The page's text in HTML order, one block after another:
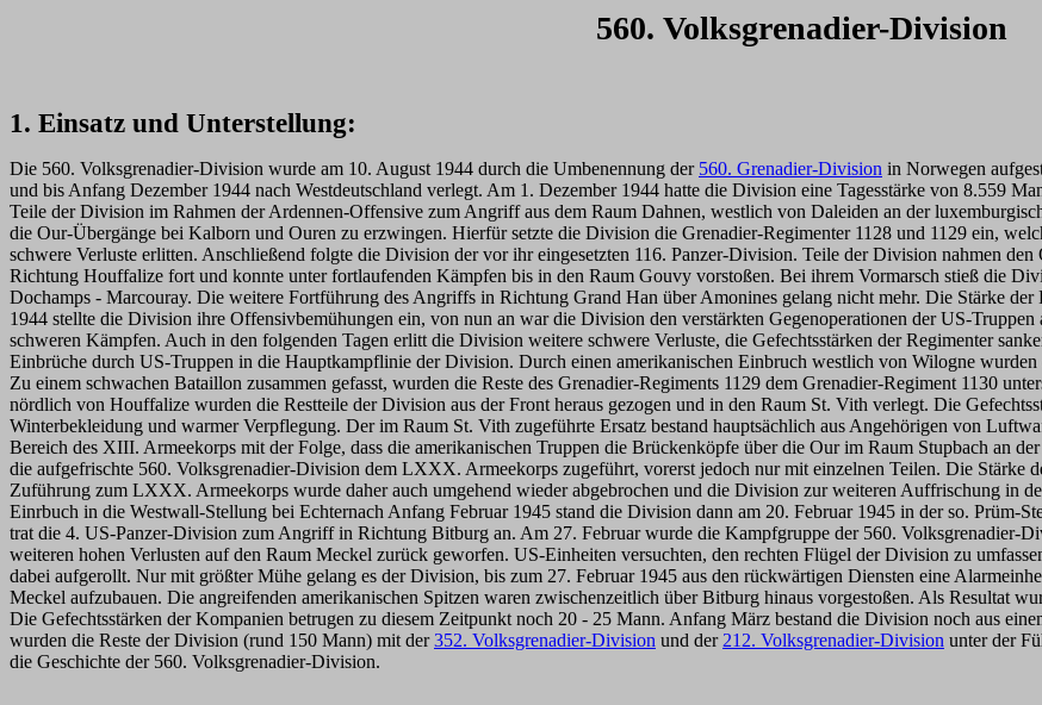
560. Volksgrenadier-Division
1. Einsatz und Unterstellung:
Die 560. Volksgrenadier-Division wurde am 10. August 1944 durch die Umbenennung der 560. Grenadier-Division in Norwegen
und bis Anfang Dezember 1944 nach Westdeutschland verlegt. Am 1. Dezember 1944 hatte die Division eine Tagesstärke von 8.559
Teile der Division im Rahmen der Ardennen-Offensive zum Angriff aus dem Raum Dahnen, westlich von Daleiden an der
die Our-Übergänge bei Kalborn und Ouren zu erzwingen. Hierfür setzte die Division die Grenadier-Regimenter 1128 und 1129 ein,
schwere Verluste erlitten. Anschließend folgte die Division der vor ihr eingesetzten 116. Panzer-Division. Teile der Division nahmen
Richtung Houffalize fort und konnte unter fortlaufenden Kämpfen bis in den Raum Gouvy vorstoßen. Bei ihrem Vormarsch stieß die
Dochamps - Marcouray. Die weitere Fortführung des Angriffs in Richtung Grand Han über Amonines gelang nicht mehr. Die Stärke
1944 stellte die Division ihre Offensivbemühungen ein, von nun an war die Division den verstärkten Gegenoperationen der US-Truppen
schweren Kämpfen. Auch in den folgenden Tagen erlitt die Division weitere schwere Verluste, die Gefechtsstärken der Regimenter
Einbrüche durch US-Truppen in die Hauptkampflinie der Division. Durch einen amerikanischen Einbruch westlich von Wilogne
Zu einem schwachen Bataillon zusammen gefasst, wurden die Reste des Grenadier-Regiments 1129 dem Grenadier-Regiment 1130
nördlich von Houffalize wurden die Restteile der Division aus der Front heraus gezogen und in den Raum St. Vith verlegt. Die
Winterbekleidung und warmer Verpflegung. Der im Raum St. Vith zugeführte Ersatz bestand hauptsächlich aus Angehörigen von
Bereich des XIII. Armeekorps mit der Folge, dass die amerikanischen Truppen die Brückenköpfe über die Our im Raum Stupbach an
die aufgefrischte 560. Volksgrenadier-Division dem LXXX. Armeekorps zugeführt, vorerst jedoch nur mit einzelnen Teilen. Die Stärke
Zuführung zum LXXX. Armeekorps wurde daher auch umgehend wieder abgebrochen und die Division zur weiteren Auffrischung in
Einrbuch in die Westwall-Stellung bei Echternach Anfang Februar 1945 stand die Division dann am 20. Februar 1945 in der so. Prüm-
trat die 4. US-Panzer-Division zum Angriff in Richtung Bitburg an. Am 27. Februar wurde die Kampfgruppe der 560. Volksgrenadier-
weiteren hohen Verlusten auf den Raum Meckel zurück geworfen. US-Einheiten versuchten, den rechten Flügel der Division zu
dabei aufgerollt. Nur mit größter Mühe gelang es der Division, bis zum 27. Februar 1945 aus den rückwärtigen Diensten eine
Meckel aufzubauen. Die angreifenden amerikanischen Spitzen waren zwischenzeitlich über Bitburg hinaus vorgestoßen. Als Resultat
Die Gefechtsstärken der Kompanien betrugen zu diesem Zeitpunkt noch 20 - 25 Mann. Anfang März bestand die Division noch aus
wurden die Reste der Division (rund 150 Mann) mit der352. Volksgrenadier-Division und der 212. Volksgrenadier-Division unter der
die Geschichte der 560. Volksgrenadier-Division.